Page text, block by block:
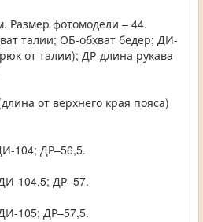
Размер фотомодели – 44.
талии; ОБ-обхват бедер; ДИ-
от талии); ДР-длина рукава
от верхнего края пояса)
104; ДР–56,5.
104,5; ДР–57.
105; ДР–57,5.